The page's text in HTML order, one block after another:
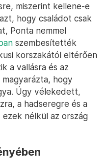
miszerint kellene-e
hogy családot csak
Ponta nemmel
szembesítették
korszakától eltérően
a vallásra és az
hogy
Úgy vélekedett,
a hadseregre és a
nélkül az ország